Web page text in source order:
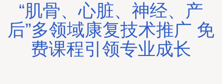
“肌骨、心脏、神经、产
后”多领域康复技术推广 免
费课程引领专业成长